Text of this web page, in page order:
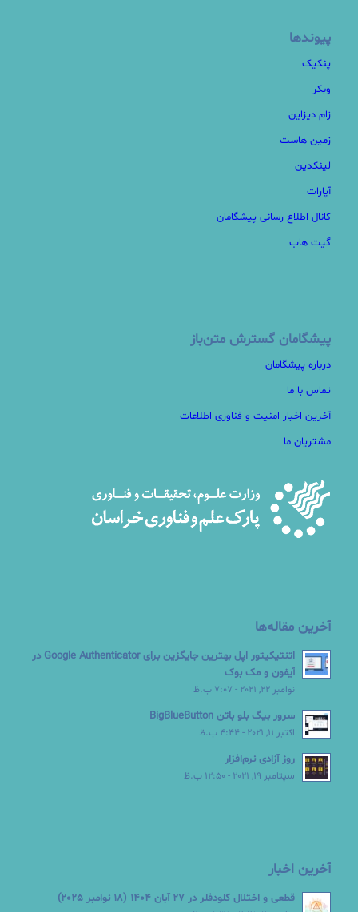
پیوندها
پنکیک
وبکر
زام دیزاین
زمین هاست
لینکدین
آپارات
کانال اطلاع رسانی پیشگامان
گیت هاب
پیشگامان گسترش متن‌باز
درباره پیشگامان
تماس با ما
آخرین اخبار امنیت و فناوری اطلاعات
مشتریان ما
آخرین مقاله‌ها
اتنتیکیتور اپل بهترین جایگزین برای Google Authenticator در
آیفون و مک بوک
نوامبر 22, 2021 - 7:07 ب.ظ
سرور بیگ بلو باتن BigBlueButton
اکتبر 11, 2021 - 4:44 ب.ظ
روز آزادی نرم‌افزار
سپتامبر 19, 2021 - 12:50 ب.ظ
آخرین اخبار
قطعی و اختلال کلودفلر در 27 آبان 1404 (18 نوامبر 2025)